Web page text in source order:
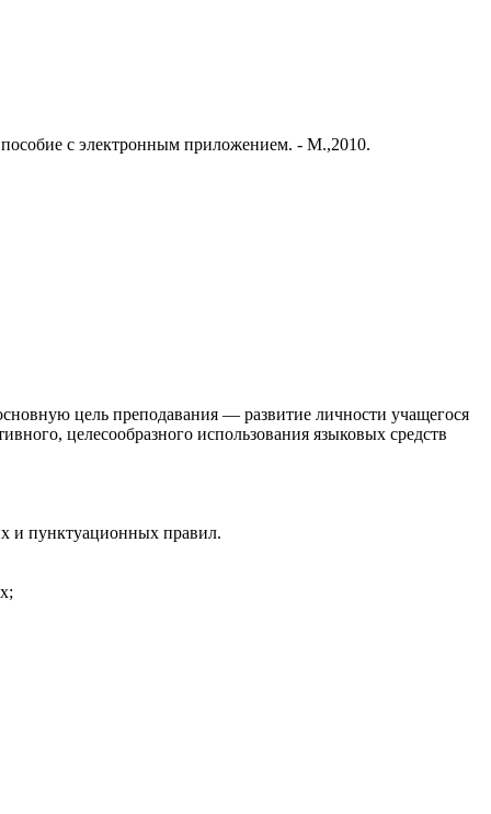
пособие с электронным приложением. - М.,2010.
цель преподавания — развитие личности учащегося
целесообразного использования языковых средств
и пунктуационных правил.